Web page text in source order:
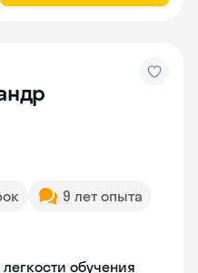
9 лет опыта
обучения